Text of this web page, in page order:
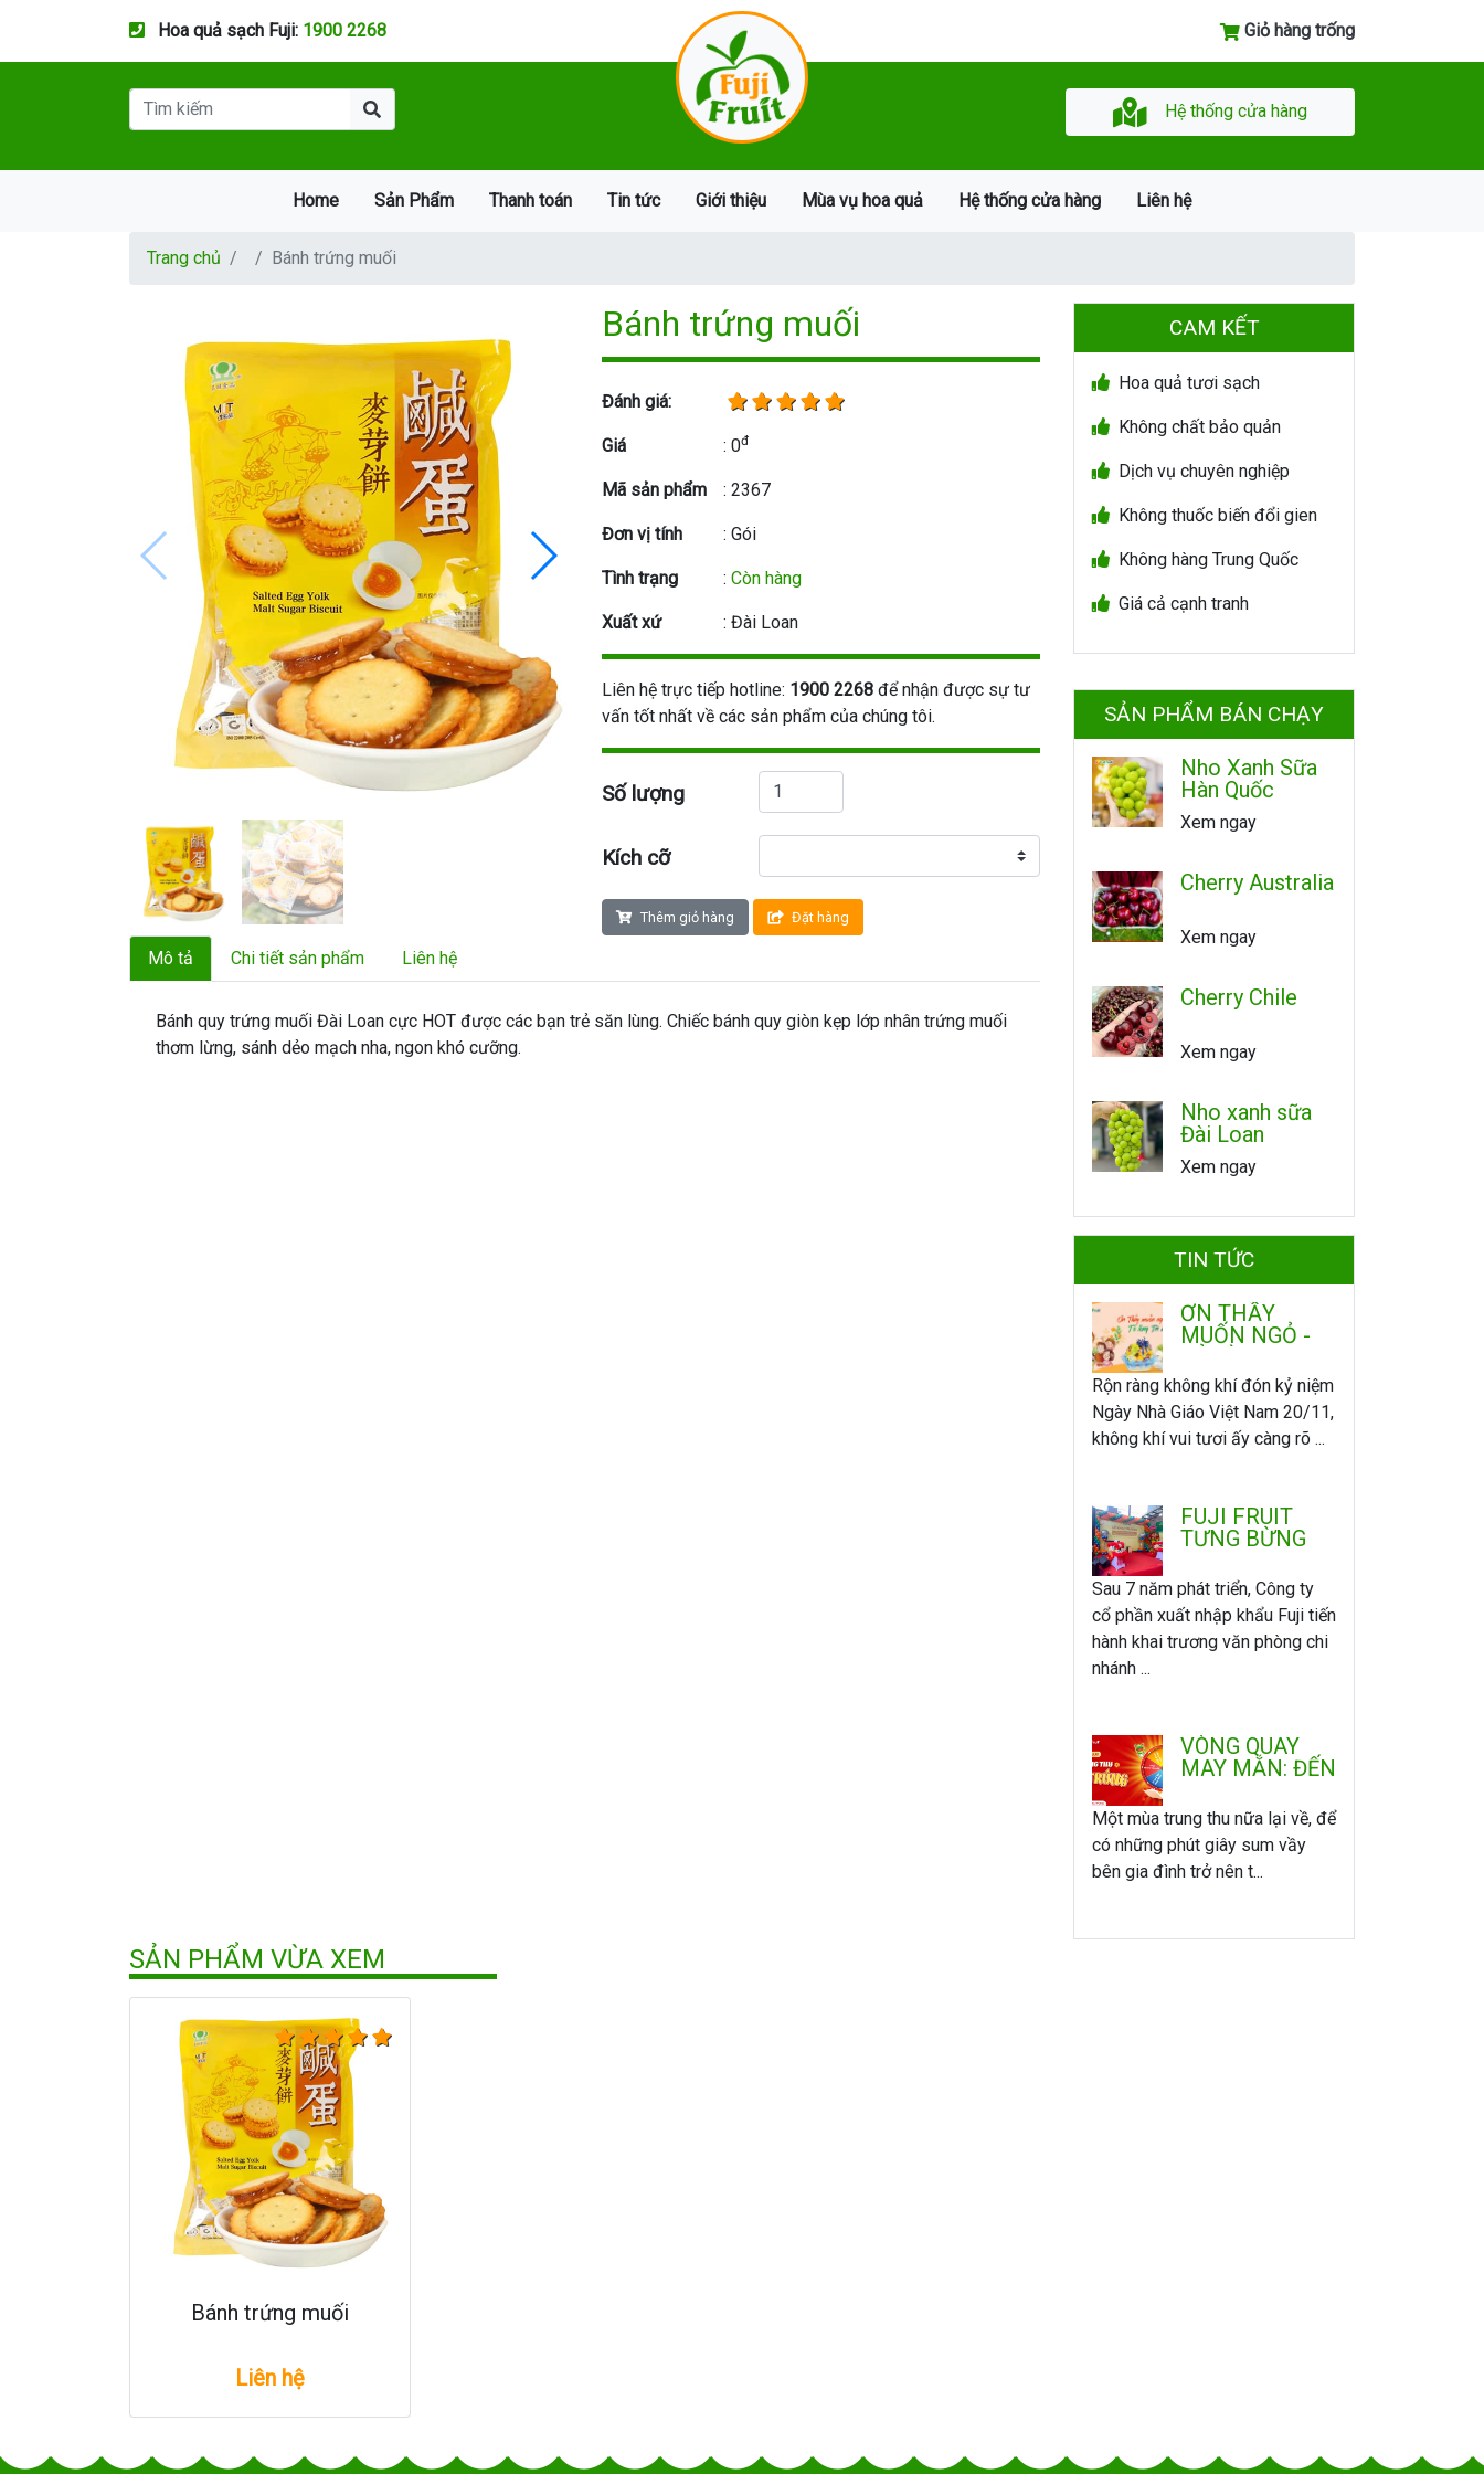
Hoa quả sạch Fuji: 1900 2268 Giỏ hàng trống
Hệ thống cửa hàng
Home Sản Phẩm Thanh toán Tin tức Giới thiệu Mùa vụ hoa quả Hệ thống cửa hàng Liên hệ
Trang chủ Bánh trứng muối
Bánh trứng muối
Đánh giá:
Giá : 0đ
Mã sản phẩm : 2367
Đơn vị tính : Gói
Tình trạng : Còn hàng
Xuất xứ : Đài Loan
Liên hệ trực tiếp hotline: 1900 2268để nhận được sự tư
vấn tốt nhất về các sản phẩm của chúng tôi.
Số lượng
Kích cỡ
Thêm giỏ hàng Đặt hàng
Mô tả Chi tiết sản phẩm Liên hệ
Bánh quy trứng muối Đài Loan cực HOT được các bạn trẻ săn lùng. Chiếc bánh quy giòn kẹp lớp nhân trứng muối
thơm lừng, sánh dẻo mạch nha, ngon khó cưỡng.
CAM KẾT
Hoa quả tươi sạch
Không chất bảo quản
Dịch vụ chuyên nghiệp
Không thuốc biến đổi gien
Không hàng Trung Quốc
Giá cả cạnh tranh
SẢN PHẨM BÁN CHẠY
Nho Xanh Sữa
Hàn Quốc
Xem ngay
Cherry Australia
Xem ngay
Cherry Chile
Xem ngay
Nho xanh sữa
Đài Loan
Xem ngay
TIN TỨC
ƠN THẦY
MUỐN NGỎ -
ÂN
Rộn ràng không khí đón kỷ niệm
Ngày Nhà Giáo Việt Nam 20/11,
không khí vui tươi ấy càng rõ ...
FUJI FRUIT
TƯNG BỪNG
VĂN PHÒNG -
CHI NHÁNH
MIỀN NAM
Sau 7 năm phát triển, Công ty
cổ phần xuất nhập khẩu Fuji tiến
hành khai trương văn phòng chi
nhánh ...
VÒNG QUAY
MAY MẮN: ĐẾN
TRUNG THU -
QUAY LÀ
TRÚNG
Một mùa trung thu nữa lại về, để
có những phút giây sum vầy
bên gia đình trở nên t...
SẢN PHẨM VỪA XEM
Bánh trứng muối
Liên hệ